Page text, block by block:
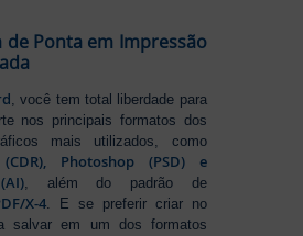
de Ponta em Impressão
, você tem total liberdade para
nos principais formatos dos
mais utilizados, como
(CDR), Photoshop (PSD) e
, além do padrão de
X-4. E se preferir criar no
salvar em um dos formatos